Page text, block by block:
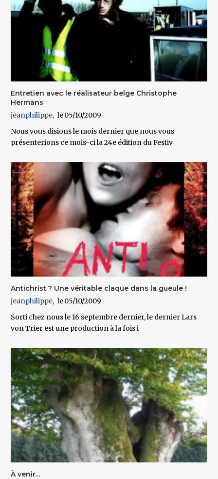
Entretien avec le réalisateur belge Christophe
Hermans
jeanphilippe
05/10/2009
Nous vous disions le mois dernier que nous vous
présenterions ce mois-ci la 24e édition du Festiv
Antichrist ? Une véritable claque dans la gueule !
jeanphilippe
05/10/2009
Sorti chez nous le 16 septembre dernier, le dernier Lars
von Trier est une production à la fois i
À venir...